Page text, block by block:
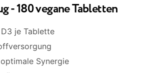
- 180 vegane Tabletten
je Tablette
Synergie